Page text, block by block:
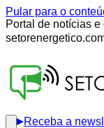
Pular para o
Portal de notícias
Receba a